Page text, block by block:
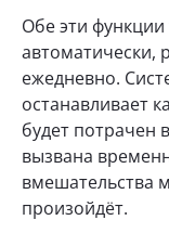
Обе эти
автоматически,
ежедневно.
останавливает
будет потрачен
вызвана
вмешательства
произойдёт.